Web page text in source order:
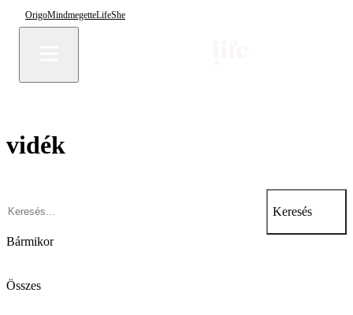
OrigoMindmegetteLifeShe
vidék
Keresés
Bármikor
Összes